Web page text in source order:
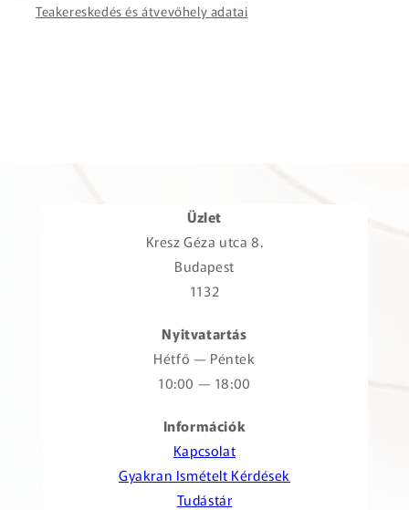
Teakereskedés és átvevőhely adatai
Üzlet
Kresz Géza utca 8.
Budapest
1132
Nyitvatartás
Hétfő — Péntek
10:00 — 18:00
Információk
Kapcsolat
Gyakran Ismételt Kérdések
Tudástár